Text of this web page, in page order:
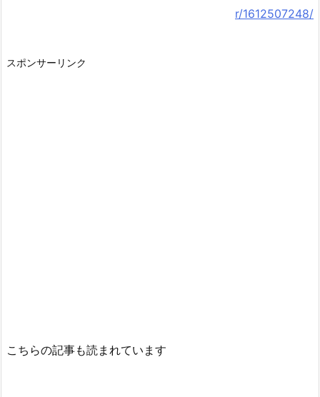
r/1612507248/
スポンサーリンク
こちらの記事も読まれています